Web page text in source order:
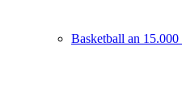
Basketball an